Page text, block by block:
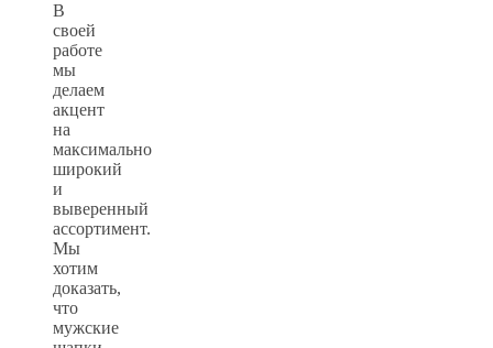
В
своей
работе
мы
делаем
акцент
на
максимально
широкий
и
выверенный
ассортимент.
Мы
хотим
доказать,
что
мужские